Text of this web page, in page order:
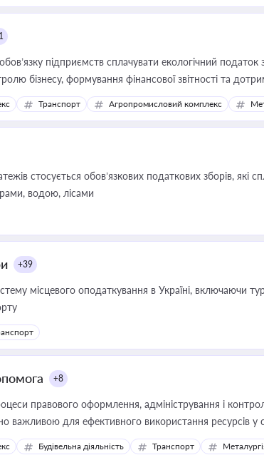
підприємств сплачувати екологічний
бізнесу, формування фінансової звітності та
Транспорт Агропромисловий комплекс
стосується обов’язкових податкових зборів, які
водою, лісами
+39
місцевого оподаткування в Україні, включаючи
+8
правового оформлення, адміністрування і
важливою для ефективного використання ресурсів у
Будівельна діяльність Транспорт